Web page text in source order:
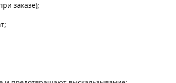
заказе);